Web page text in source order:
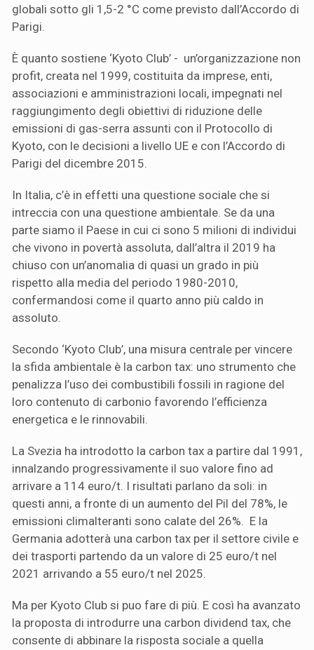
globali sotto gli 1,5-2 °C come previsto dall’Accordo di
Parigi.
È quanto sostiene ‘Kyoto Club’ - un’organizzazione non
profit, creata nel 1999, costituita da imprese, enti,
associazioni e amministrazioni locali, impegnati nel
raggiungimento degli obiettivi di riduzione delle
emissioni di gas-serra assunti con il Protocollo di
Kyoto, con le decisioni a livello UE e con l’Accordo di
Parigi del dicembre 2015.
In Italia, c’è in effetti una questione sociale che si
intreccia con una questione ambientale. Se da una
parte siamo il Paese in cui ci sono 5 milioni di individui
che vivono in povertà assoluta, dall’altra il 2019 ha
chiuso con un’anomalia di quasi un grado in più
rispetto alla media del periodo 1980-2010,
confermandosi come il quarto anno più caldo in
assoluto.
Secondo ‘Kyoto Club’, una misura centrale per vincere
la sfida ambientale è la carbon tax: uno strumento che
penalizza l’uso dei combustibili fossili in ragione del
loro contenuto di carbonio favorendo l’efficienza
energetica e le rinnovabili.
La Svezia ha introdotto la carbon tax a partire dal 1991,
innalzando progressivamente il suo valore fino ad
arrivare a 114 euro/t. I risultati parlano da soli: in
questi anni, a fronte di un aumento del Pil del 78%, le
emissioni climalteranti sono calate del 26%. E la
Germania adotterà una carbon tax per il settore civile e
dei trasporti partendo da un valore di 25 euro/t nel
2021 arrivando a 55 euro/t nel 2025.
Ma per Kyoto Club si puo fare di più. E così ha avanzato
la proposta di introdurre una carbon dividend tax, che
consente di abbinare la risposta sociale a quella